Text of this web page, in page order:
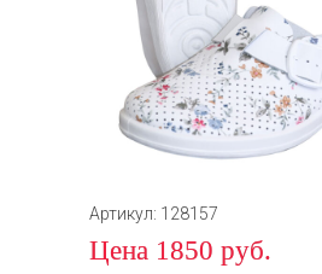
Артикул: 128157
Цена 1850 руб.